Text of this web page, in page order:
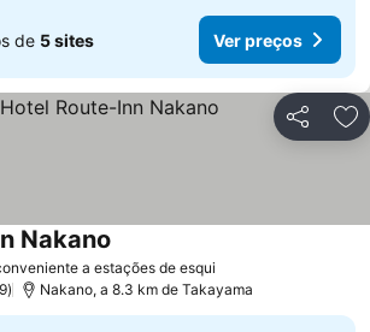
de 5 sites Ver preços
Partilhar
a estações de esqui
Nakano
Nakano, a 8.3 km de Takayama